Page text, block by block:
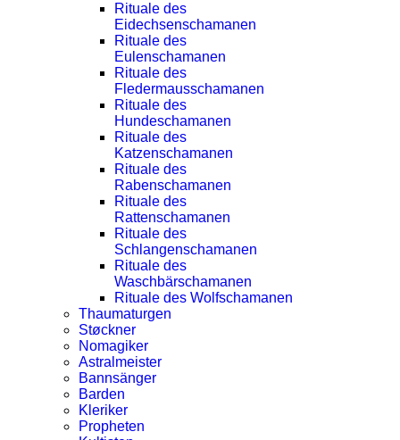
Rituale des
Eidechsenschamanen
Rituale des
Eulenschamanen
Rituale des
Fledermausschamanen
Rituale des
Hundeschamanen
Rituale des
Katzenschamanen
Rituale des
Rabenschamanen
Rituale des
Rattenschamanen
Rituale des
Schlangenschamanen
Rituale des
Waschbärschamanen
Rituale des Wolfschamanen
Thaumaturgen
Støckner
Nomagiker
Astralmeister
Bannsänger
Barden
Kleriker
Propheten